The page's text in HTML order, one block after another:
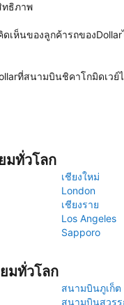
ทธิภาพ
ดเห็นของลูกค้ารถของ
ที่สนามบินชิคาโกมิดเวย์
มทั่วโลก
เชียงใหม่
London
เชียงราย
Los Angeles
Sapporo
มทั่วโลก
สนามบินภูเก็ต
สนามบินสุวร